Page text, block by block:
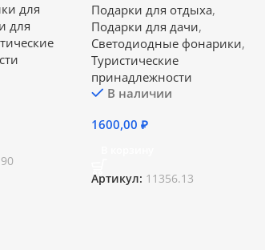
для
для
Подарки для отдыха,
Подарки для дачи,
Светодиодные фонарики,
Туристические
принадлежности
В наличии
1600,00₽
Артикул: 11356.13